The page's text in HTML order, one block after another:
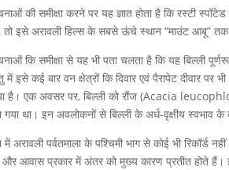
की समीक्षा करने पर यह ज्ञात होता है कि रस्टी
इसे अरावली हिल्स के सबसे ऊंचे स्थान “माउंट आबू” तक
कि समीक्षा से यह भी पता चलता है कि यह बिल्ली
में इसे कई बार वन क्षेत्रों कि दिवार एवं पैरापेट दीवार
है। एक अवसर पर, बिल्ली को रौंज (Acacia
गया था। इन अवलोकनों से बिल्ली के अर्ध-वृक्षीय स्वभाव के
अरावली पर्वतमाला के पश्चिमी भाग से कोई भी रिकॉर्ड
और आवास प्रकार में अंतर को मुख्य कारण प्रतीत होते हैं।